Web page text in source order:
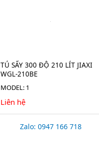
TỦ SẤY 300 ĐỘ 210 LÍT JIAXI
WGL-210BE
MODEL: 1
Liên hệ
Zalo: 0947 166 718